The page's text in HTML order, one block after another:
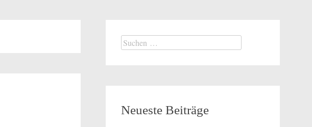
Neueste Beiträge